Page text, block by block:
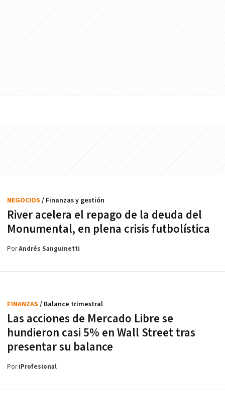
River acelera el repago de la deuda del
Monumental, en plena crisis futbolística
NEGOCIOS / Finanzas y gestión
PorAndrés Sanguinetti
Las acciones de Mercado Libre se
hundieron casi 5% en Wall Street tras
presentar su balance
FINANZAS / Balance trimestral
PoriProfesional